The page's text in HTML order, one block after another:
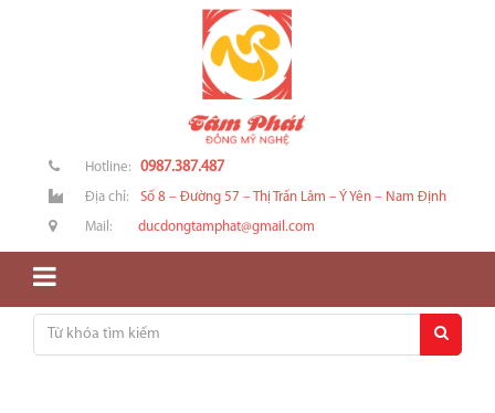
Hotline: 0987.387.487
Địa chỉ: Số 8 – Đường 57 – Thị Trấn Lâm – Ý Yên – Nam Định
Mail: ducdongtamphat@gmail.com